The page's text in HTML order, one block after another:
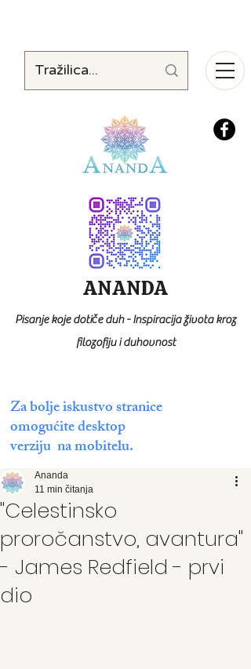
Za bolje iskustvo stranice
omogućite desktop
verziju na mobitelu.
ANANDA
Pisanje koje dotiče duh - Inspiracija života kroz
filozofiju i duhovnost
"Celestinsko
proročanstvo, avantura"
- James Redfield - prvi
dio
Ananda
11 min čitanja